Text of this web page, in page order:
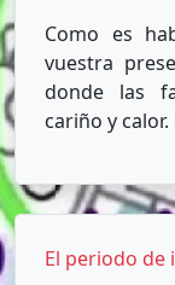
Como es
vuestra
donde las
cariño y calor.
El periodo de